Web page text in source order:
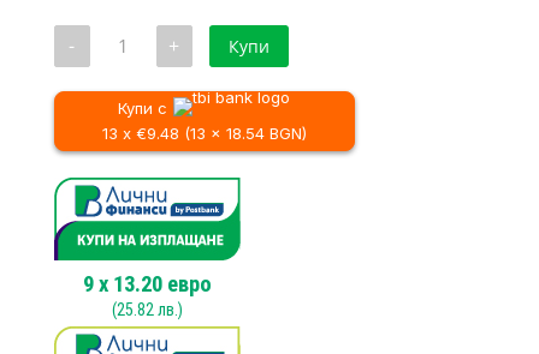
- количество
Безкабелен
робот
почистване
на
SPA
10
+ Купи
Купи с
13 x €9.48 (13 x 18.54 BGN)
9x 13.20евро
(25.82 лв.)